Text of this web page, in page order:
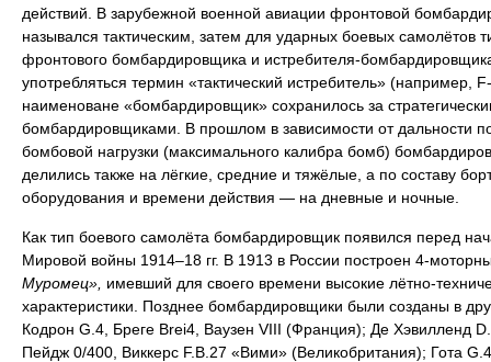
действий. В зарубежной военной авиации фронтовой
назывался тактическим, затем для ударных боевых самолётов
фронтового бомбардировщика и истребителя-
употребляться термин «тактический истребитель» (например,
наименоване «бомбардировщик» сохранилось за
бомбардировщиками. В прошлом в зависимости от дальности
бомбовой нагрузки (максимального калибра бомб)
делились также на лёгкие, средние и тяжёлые, а по составу
оборудования и времени действия — на дневные и ночные.
Как тип боевого самолёта бомбардировщик появился перед
Мировой войны 1914–18 гг. В 1913 в России построен 4-
Муромец», имевший для своего времени высокие лётно-
характеристики. Позднее бомбардировщики были созданы в
Кодрон G.4, Бреге Brei4, Ваузен VIII (Франция); Де Хэвилленд
Пейдж 0/400, Виккерс F.B.27 «Вими» (Великобритания); Гота